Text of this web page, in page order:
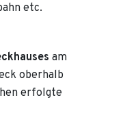
etc.
am
oberhalb
erfolgte